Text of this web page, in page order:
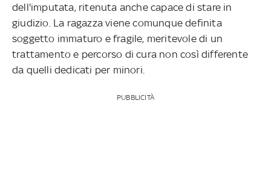
dell'imputata, ritenuta anche capace di stare in
giudizio. La ragazza viene comunque definita
soggetto immaturo e fragile, meritevole di un
trattamento e percorso di cura non così differente
da quelli dedicati per minori.
PUBBLICITÀ